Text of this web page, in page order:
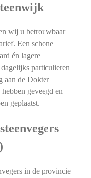
wij u betrouwbaar
Een schone
én lagere
particulieren
aan de Dokter
geveegd en
geplaatst.
in de provincie